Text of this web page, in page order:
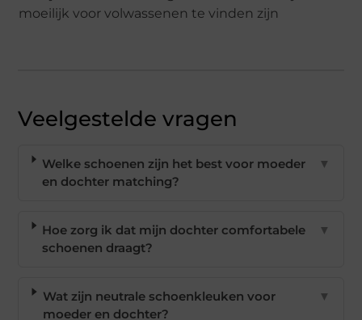
Veelgestelde vragen
Welke schoenen zijn het best voor moeder
en dochter matching?
▼
Hoe zorg ik dat mijn dochter comfortabele
schoenen draagt?
▼
Wat zijn neutrale schoenkleuken voor
moeder en dochter?
▼